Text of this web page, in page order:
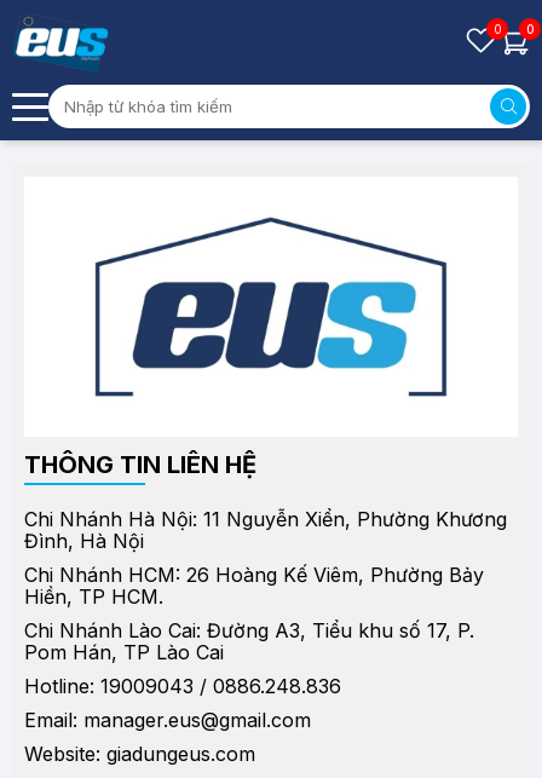
0 0
THÔNG TIN LIÊN HỆ
Chi Nhánh Hà Nội: 11 Nguyễn Xiển, Phường Khương
Đình, Hà Nội
Chi Nhánh HCM: 26 Hoàng Kế Viêm, Phường Bảy
Hiền, TP HCM.
Chi Nhánh Lào Cai: Đường A3, Tiểu khu số 17, P.
Pom Hán, TP Lào Cai
Hotline: 19009043 / 0886.248.836
Email: manager.eus@gmail.com
Website: giadungeus.com